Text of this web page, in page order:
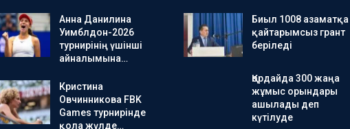
Анна Данилина
Уимблдон-2026
турнирінің үшінші
айналымына…
Кристина
Овчинникова FBK
Games турнирінде
қола жүлде…
Биыл 1008 азаматқа
қайтарымсыз грант
беріледі
Қордайда 300 жаңа
жұмыс орындары
ашылады деп
күтілуде